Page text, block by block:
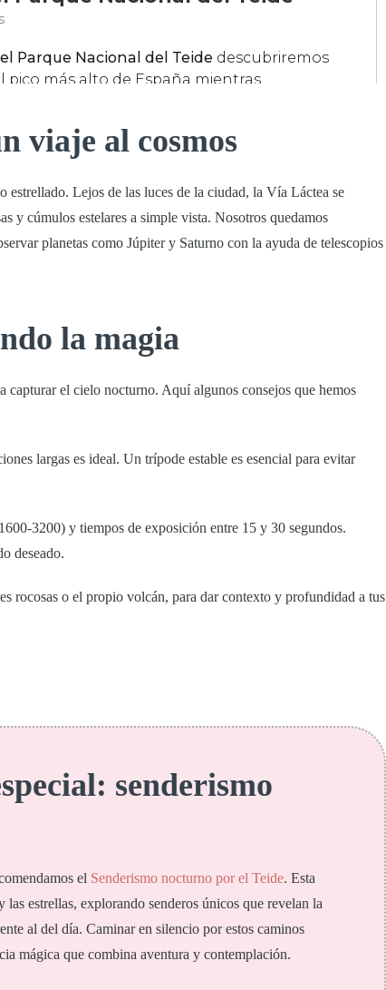
viaje al cosmos
Lejos de las luces de la ciudad, la Vía Láctea se
y cúmulos estelares a simple vista. Nosotros quedamos
planetas como Júpiter y Saturno con la ayuda de telescopios
la magia
capturar el cielo nocturno. Aquí algunos consejos que hemos
largas es ideal. Un trípode estable es esencial para evitar
3200) y tiempos de exposición entre 15 y 30 segundos.
deseado.
rocosas o el propio volcán, para dar contexto y profundidad a tus
senderismo
el Senderismo nocturno porel Teide. Esta
estrellas, explorando senderos únicos que revelan la
al del día. Caminar en silencio por estos caminos
mágica que combina aventura y contemplación.